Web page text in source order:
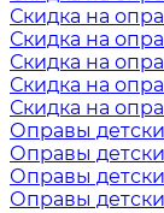
Скидка на
Скидка на
Скидка на
Скидка на
Скидка на
Оправы
Оправы
Оправы
Оправы